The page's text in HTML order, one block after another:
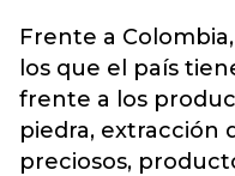
Frente a
los que el país
frente a los
piedra, extracción
preciosos,